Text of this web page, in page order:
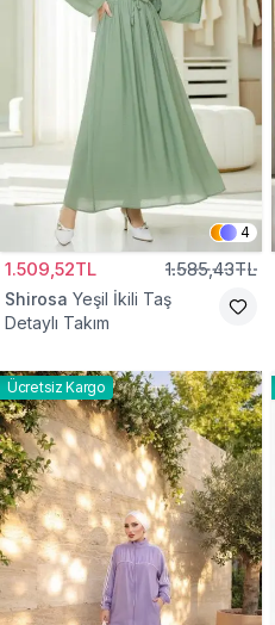
4
1.509,52TL 1.585,43TL
Shirosa Yeşil İkili Taş
Detaylı Takım
Ücretsiz Kargo